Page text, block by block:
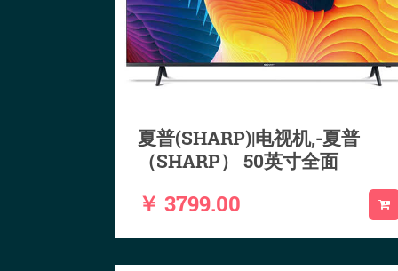
夏普(SHARP)|电视机,-夏普
（SHARP） 50英寸全面
￥ 3799.00